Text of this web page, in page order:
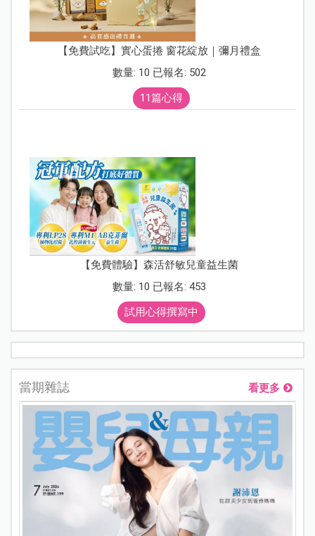
【免費試吃】實心蛋捲 窗花綻放｜彌月禮盒
數量: 10 已報名: 502
11篇心得
【免費體驗】森活舒敏兒童益生菌
數量: 10 已報名: 453
試用心得撰寫中
當期雜誌 看更多